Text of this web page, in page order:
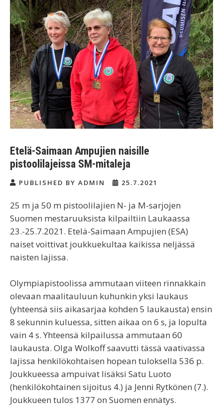
Etelä-Saimaan Ampujien naisille
pistoolilajeissa SM-mitaleja
PUBLISHED BY ADMIN 25.7.2021
25 m ja 50 m pistoolilajien N- ja M-sarjojen
Suomen mestaruuksista kilpailtiin Laukaassa
23.-25.7.2021. Etelä-Saimaan Ampujien (ESA)
naiset voittivat joukkuekultaa kaikissa neljässä
naisten lajissa.
Olympiapistoolissa ammutaan viiteen rinnakkain
olevaan maalitauluun kuhunkin yksi laukaus
(yhteensä siis aikasarjaa kohden 5 laukausta) ensin
8 sekunnin kuluessa, sitten aikaa on 6 s, ja lopulta
vain 4 s. Yhteensä kilpailussa ammutaan 60
laukausta. Olga Wolkoff saavutti tässä vaativassa
lajissa henkilökohtaisen hopean tuloksella 536 p.
Joukkueessa ampuivat lisäksi Satu Luoto
(henkilökohtainen sijoitus 4.) ja Jenni Rytkönen (7.).
Joukkueen tulos 1377 on Suomen ennätys.